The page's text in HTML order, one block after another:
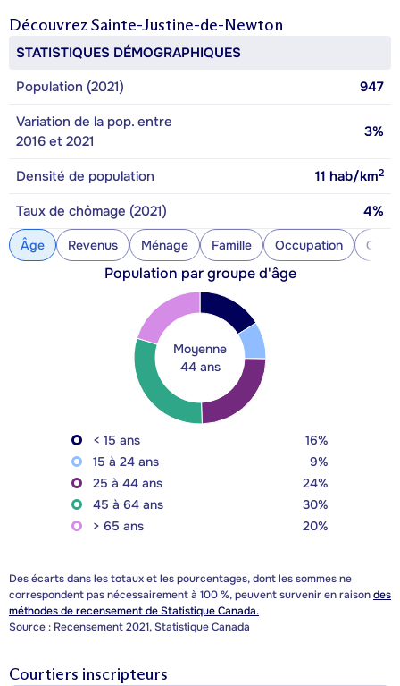
Découvrez Sainte-Justine-de-Newton
STATISTIQUES DÉMOGRAPHIQUES
Population (2021)
947
Variation de la pop. entre
2016 et 2021
3%
Densité de population 11 hab/km2
Taux de chômage (2021) 4%
Âge Revenus Ménage Famille Occupation
Population par groupe d'âge
Moyenne
44 ans
< 15 ans
16%
15 à 24 ans
9%
25 à 44 ans
24%
45 à 64 ans
30%
> 65 ans
20%
Des écarts dans les totaux et les pourcentages, dont les sommes ne
correspondent pas nécessairement à 100 %, peuvent survenir en raisondes
méthodes de recensement de Statistique Canada.
Source : Recensement 2021, Statistique Canada
Courtiers inscripteurs